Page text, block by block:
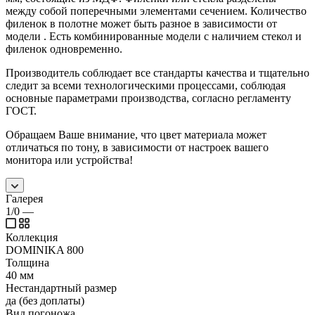
между собой поперечными элементами сечением. Количество
филенок в полотне может быть разное в зависимости от
модели . Есть комбинированные модели с наличием стекол и
филенок одновременно.
Производитель соблюдает все стандарты качества и тщательно
следит за всеми технологическими процессами, соблюдая
основные параметрами производства, согласно регламенту
ГОСТ.
Обращаем Ваше внимание, что цвет материала может
отличаться по тону, в зависимости от настроек вашего
монитора или устройства!
Галерея
1/0 —
Коллекция
DOMINIKA 800
Толщина
40 мм
Нестандартный размер
да (без доплаты)